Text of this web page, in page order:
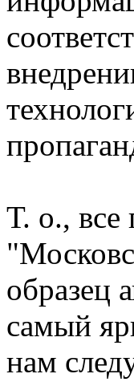
Т. о., все
образец
самый
нам